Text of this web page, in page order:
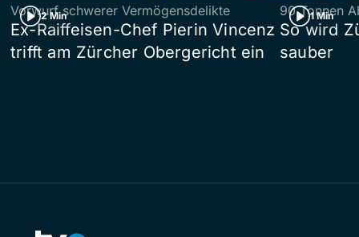
2 Min
Vorwurf schwerer Vermögensdelikte
Ex-Raiffeisen-Chef Pierin Vincenz
trifft am Zürcher Obergericht ein
1 Min
90 Tonnen
So wird
sauber